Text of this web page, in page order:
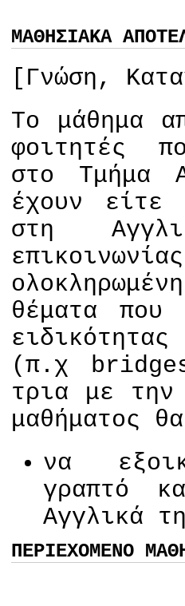
ΜΑΘΗΣΙΑΚΑ
[Γνώση,
Το μάθημα
φοιτητές
στο Τμήμα
έχουν είτε
στη
θέματα που
(π.χ
τρια με την
μαθήματος
να
γραπτό
Αγγλικά
ΠΕΡΙΕΧΟΜΕΝΟ